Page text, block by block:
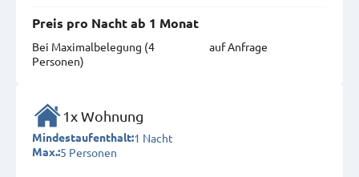
Preis pro Nacht ab 1 Monat
Bei Maximal­belegung (4
Personen)
auf Anfrage
1x Wohnung
Mindestaufenthalt:1 Nacht
Max.:5 Personen